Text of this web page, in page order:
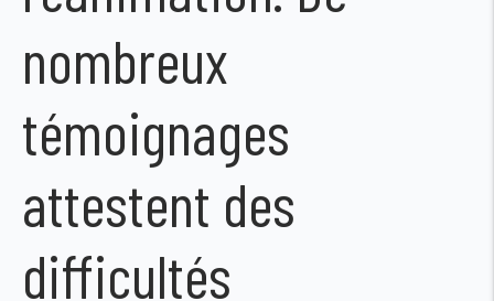
nombreux
témoignages
attestent des
difficultés